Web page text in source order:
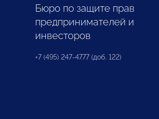
Бюро по защите прав
предпринимателей и
инвесторов
+7 (495) 247-4777 (доб. 122)